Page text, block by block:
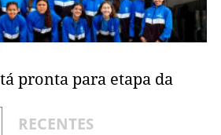
pronta para etapa da
RECENTES